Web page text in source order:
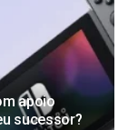
apoio
sucessor?